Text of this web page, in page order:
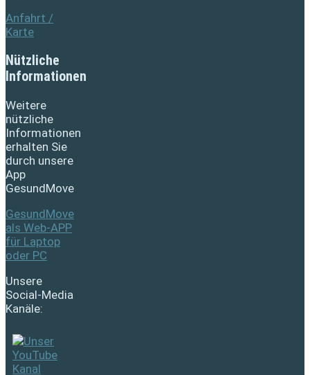
Anfahrt /
Karte
Nützliche
Informationen
Weitere
nützliche
Informationen
erhalten Sie
durch unsere
App
GesundMove
GesundMove
als Web-APP
für Laptop
oder PC
Unsere
Social-Media
Kanäle: